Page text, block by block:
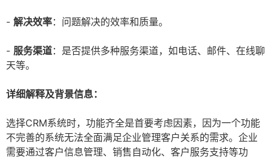
- 解决效率：问题解决的效率和质量。
- 服务渠道：是否提供多种服务渠道，如电话、邮件、在线聊
天等。
详细解释及背景信息：
选择CRM系统时，功能齐全是首要考虑因素，因为一个功能
不完善的系统无法全面满足企业管理客户关系的需求。企业
需要通过客户信息管理、销售自动化、客户服务支持等功